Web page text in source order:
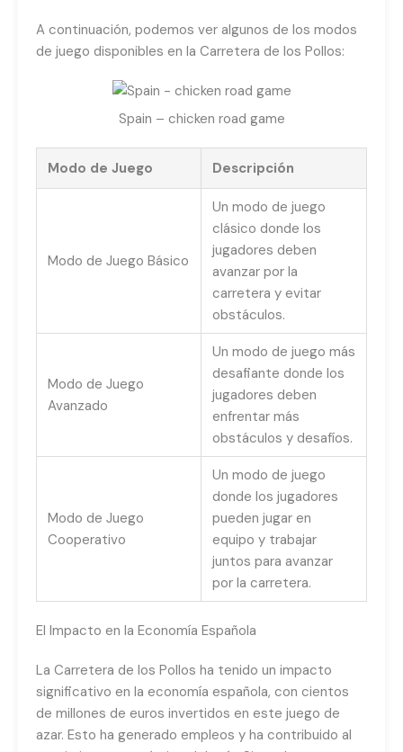
A continuación, podemos ver algunos de los modos
de juego disponibles en la Carretera de los Pollos:
Spain – chicken road game
Modo de Juego Descripción
Modo de Juego Básico
Un modo de juego
clásico donde los
jugadores deben
avanzar por la
carretera y evitar
obstáculos.
Modo de Juego
Avanzado
Un modo de juego más
desafiante donde los
jugadores deben
enfrentar más
obstáculos y desafíos.
Modo de Juego
Cooperativo
Un modo de juego
donde los jugadores
pueden jugar en
equipo y trabajar
juntos para avanzar
por la carretera.
El Impacto en la Economía Española
La Carretera de los Pollos ha tenido un impacto
significativo en la economía española, con cientos
de millones de euros invertidos en este juego de
azar. Esto ha generado empleos y ha contribuido al